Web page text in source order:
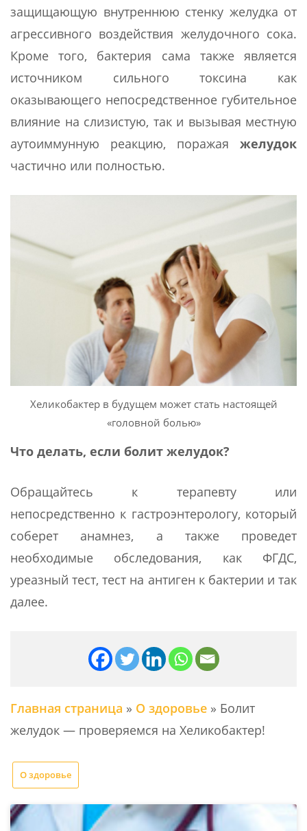
защищающую внутреннюю стенку желудка от
агрессивного воздействия желудочного сока.
Кроме того, бактерия сама также является
источником сильного токсина как
оказывающего непосредственное губительное
влияние на слизистую, так и вызывая местную
аутоиммунную реакцию, поражая желудок
частично или полностью.
Хеликобактер в будущем может стать настоящей
«головной болью»
Что делать, если болит желудок?
Обращайтесь к терапевту или
непосредственно к гастроэнтерологу, который
соберет анамнез, а также проведет
необходимые обследования, как ФГДС,
уреазный тест, тест на антиген к бактерии и так
далее.
Главная страница » О здоровье » Болит
желудок — проверяемся на Хеликобактер!
О здоровье